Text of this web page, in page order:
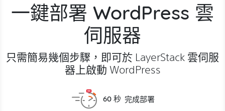
一鍵部署 WordPress 雲
伺服器
只需簡易幾個步驟，即可於 LayerStack 雲伺服
器上啟動 WordPress
60 秒 完成部署